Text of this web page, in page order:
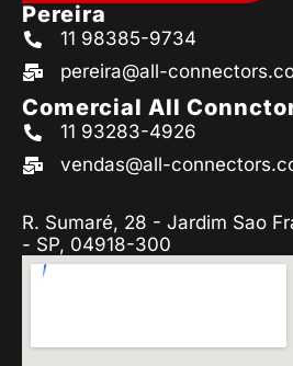
Pereira
11 98385-9734
pereira@all-
Comercial All
11 93283-4926
vendas@all-
R. Sumaré, 28 - Jardim Sao
- SP, 04918-300